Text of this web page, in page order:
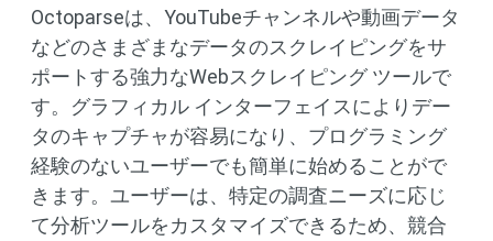
Octoparseは、YouTubeチャンネルや動画データ
などのさまざまなデータのスクレイピングをサ
ポートする強力なWebスクレイピング ツールで
す。グラフィカル インターフェイスによりデー
タのキャプチャが容易になり、プログラミング
経験のないユーザーでも簡単に始めることがで
きます。ユーザーは、特定の調査ニーズに応じ
て分析ツールをカスタマイズできるため、競合